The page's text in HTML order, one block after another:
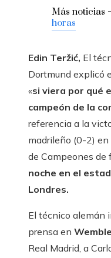
Más noticias
horas
Edin Teržić, El
Dortmund explicó
«si viera por qué
campeón de la
referencia a la
madrileño (0-2)
de Campeones de
noche en el
Londres.
El técnico alemán
prensa en
Real Madrid, a